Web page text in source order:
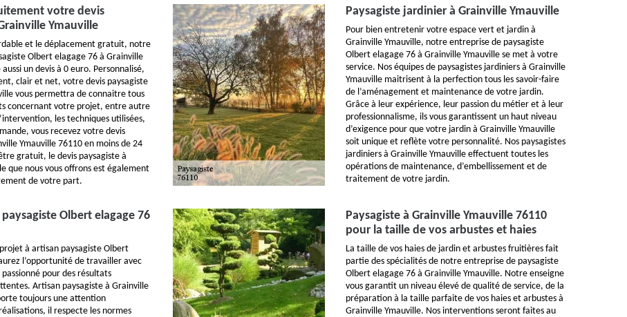
votre devis
Ymauville
et le déplacement gratuit, notre
Olbert elagage 76 à Grainville
un devis à 0 euro. Personnalisé,
clair et net, votre devis paysagiste
vous permettra de connaitre tous
concernant votre projet, entre autre
les techniques utilisées,
vous recevez votre devis
Ymauville 76110 en moins de 24
gratuit, le devis paysagiste à
que nous vous offrons est également
de votre part.
Paysagiste jardinier à Grainville Ymauville
Pour bien entretenir votre espace vert et jardin à
Grainville Ymauville, notre entreprise de paysagiste
Olbert elagage 76 à Grainville Ymauville se met à votre
service. Nos équipes de paysagistes jardiniers à Grainville
Ymauville maitrisent à la perfection tous les savoir-faire
de l’aménagement et maintenance de votre jardin.
Grâce à leur expérience, leur passion du métier et à leur
professionnalisme, ils vous garantissent un haut niveau
d’exigence pour que votre jardin à Grainville Ymauville
soit unique et reflète votre personnalité. Nos paysagistes
jardiniers à Grainville Ymauville effectuent toutes les
opérations de maintenance, d’embellissement et de
traitement de votre jardin.
Olbert elagage 76
à artisan paysagiste Olbert
l’opportunité de travailler avec
pour des résultats
Artisan paysagiste à Grainville
toujours une attention
il respecte les normes
Paysagiste à Grainville Ymauville 76110
pour la taille de vos arbustes et haies
La taille de vos haies de jardin et arbustes fruitières fait
partie des spécialités de notre entreprise de paysagiste
Olbert elagage 76 à Grainville Ymauville. Notre enseigne
vous garantit un niveau élevé de qualité de service, de la
préparation à la taille parfaite de vos haies et arbustes à
Grainville Ymauville. Nos interventions seront faites au